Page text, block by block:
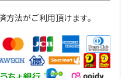
方法がご利用頂けます。